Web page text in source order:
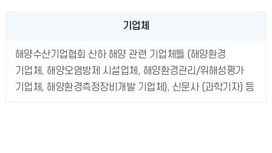
기업체
해양수산기업협회 산하 해양 관련 기업체들 (해양환경
기업체, 해양오염방제 시설업체, 해양환경관리/위해성평가
기업체, 해양환경측정장비개발 기업체), 신문사 (과학기자) 등